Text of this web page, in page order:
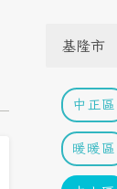
基隆市
中正區
暖暖區